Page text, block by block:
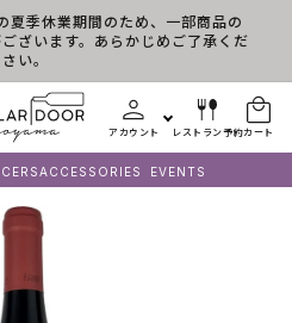
季休業期間のため、一部商品の
ざいます。あらかじめご了承くだ
さい。
アカウント レストラン予約カート
ACCESSORIES EVENTS